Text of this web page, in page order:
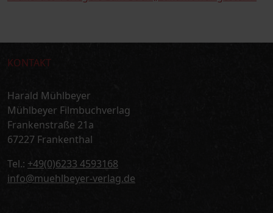
KONTAKT
Harald Mühlbeyer
Mühlbeyer Filmbuchverlag
Frankenstraße 21a
67227 Frankenthal
Tel.: +49(0)6233 4593168
info@muehlbeyer-verlag.de